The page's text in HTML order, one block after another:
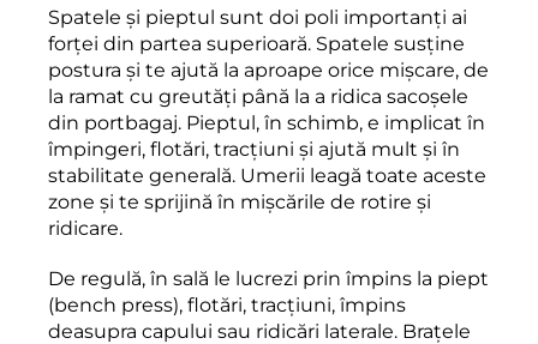
Spatele și pieptul sunt doi poli importanți ai
forței din partea superioară. Spatele susține
postura și te ajută la aproape orice mișcare, de
la ramat cu greutăți până la a ridica sacoșele
din portbagaj. Pieptul, în schimb, e implicat în
împingeri, flotări, tracțiuni și ajută mult și în
stabilitate generală. Umerii leagă toate aceste
zone și te sprijină în mișcările de rotire și
ridicare.
De regulă, în sală le lucrezi prin împins la piept
(bench press), flotări, tracțiuni, împins
deasupra capului sau ridicări laterale. Brațele